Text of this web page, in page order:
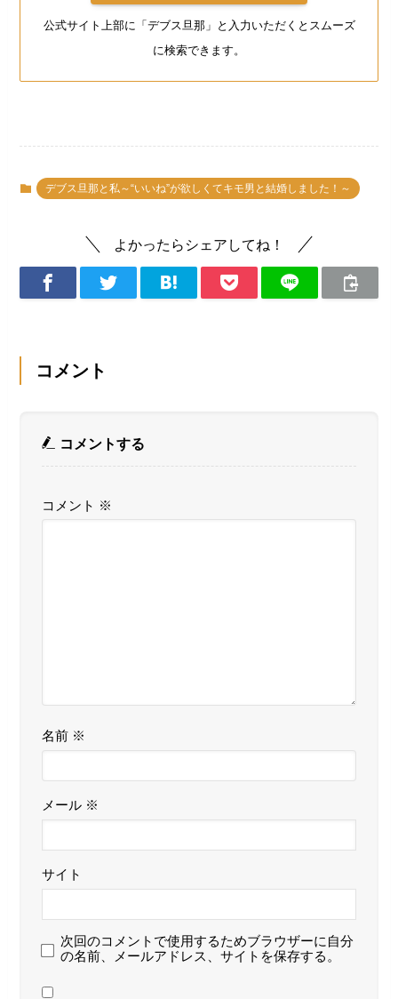
公式サイト上部に「デブス旦那」と入力いただくとスムーズ
に検索できます。
デブス旦那と私～“いいね”が欲しくてキモ男と結婚しました！～
よかったらシェアしてね！
コメント
コメントする
コメント ※
名前 ※
メール ※
サイト
次回のコメントで使用するためブラウザーに自分
の名前、メールアドレス、サイトを保存する。